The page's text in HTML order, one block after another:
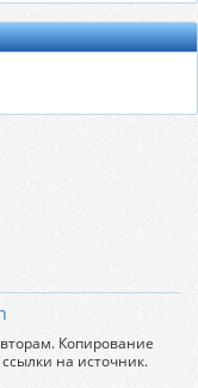
Копирование
на источник.